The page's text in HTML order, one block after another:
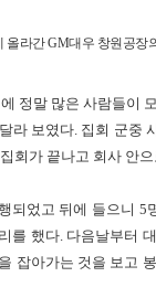
올라간 GM대우 창원공장
정말 많은 사람들이
라 보였다. 집회 군중
회가 끝나고 회사 안
되었고 뒤에 들으니
를 했다. 다음날부터
잡아가는 것을 보고